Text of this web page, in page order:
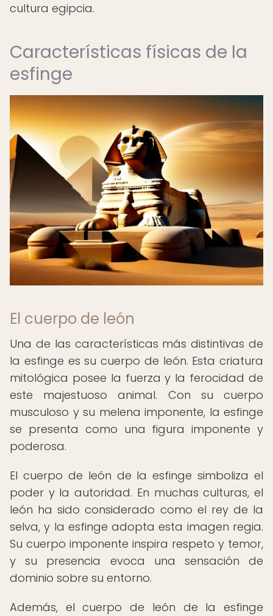
cultura egipcia.
Características físicas de la
esfinge
El cuerpo de león
Una de las características más distintivas de
la esfinge es su cuerpo de león. Esta criatura
mitológica posee la fuerza y la ferocidad de
este majestuoso animal. Con su cuerpo
musculoso y su melena imponente, la esfinge
se presenta como una figura imponente y
poderosa.
El cuerpo de león de la esfinge simboliza el
poder y la autoridad. En muchas culturas, el
león ha sido considerado como el rey de la
selva, y la esfinge adopta esta imagen regia.
Su cuerpo imponente inspira respeto y temor,
y su presencia evoca una sensación de
dominio sobre su entorno.
Además, el cuerpo de león de la esfinge